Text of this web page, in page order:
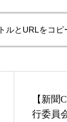
ルとURLをコピ
【新聞
行委員